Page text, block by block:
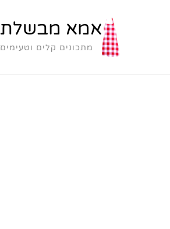
אמא מבשלת
מתכונים קלים וטעימים